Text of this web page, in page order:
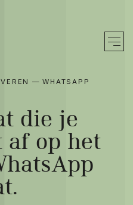
— WHATSAPP
die je
af op het